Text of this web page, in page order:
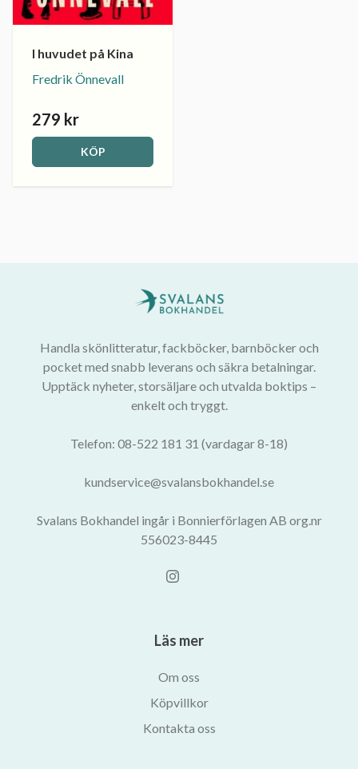
I huvudet på Kina
Fredrik Önnevall
279 kr
KÖP
Handla skönlitteratur, fackböcker, barnböcker och
pocket med snabb leverans och säkra betalningar.
Upptäck nyheter, storsäljare och utvalda boktips –
enkelt och tryggt.
Telefon: 08-522 181 31 (vardagar 8-18)
kundservice@svalansbokhandel.se
Svalans Bokhandel ingår i Bonnierförlagen AB org.nr
556023-8445
Läs mer
Om oss
Köpvillkor
Kontakta oss